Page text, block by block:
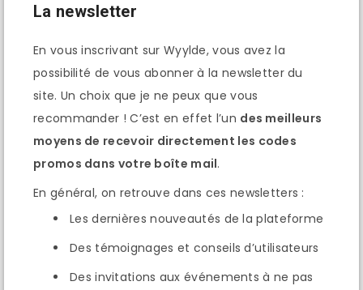
La newsletter
En vous inscrivant sur Wyylde, vous avez la
possibilité de vous abonner à la newsletter du
site. Un choix que je ne peux que vous
recommander ! C’est en effet l’un des meilleurs
moyens de recevoir directement les codes
promos dans votre boîte mail.
En général, on retrouve dans ces newsletters :
Les dernières nouveautés de la plateforme
Des témoignages et conseils d’utilisateurs
Des invitations aux événements à ne pas